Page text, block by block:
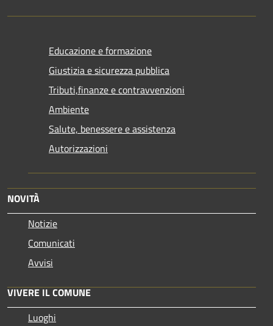
Educazione e formazione
Giustizia e sicurezza pubblica
Tributi,finanze e contravvenzioni
Ambiente
Salute, benessere e assistenza
Autorizzazioni
NOVITÀ
Notizie
Comunicati
Avvisi
VIVERE IL COMUNE
Luoghi